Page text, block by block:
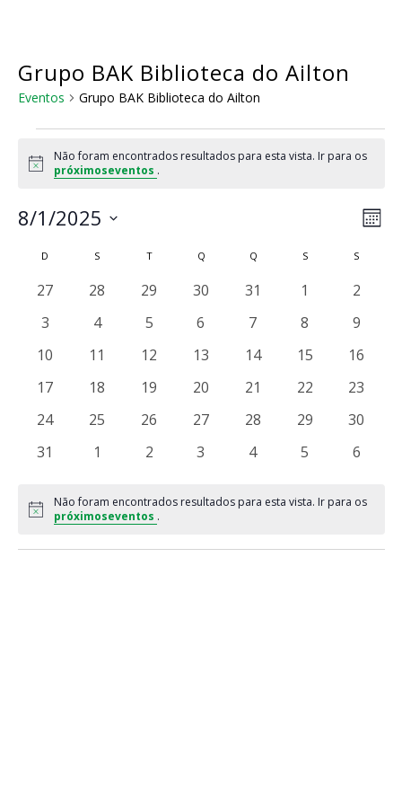
content
Grupo BAK Biblioteca do Ailton
Eventos Grupo BAK Biblioteca do Ailton
Eventos
Notice
Não foram encontrados resultados para esta vista. Ir para os
próximoseventos .
dedo
Mês
8/1/2025
Calendárior
de
Eventos
D DOMINGOS SEGUNDA-FEIRA
TTERÇA-FEIRA
Q QUARTA-FEIRA
Q QUINTA-FEIRA
SSEXTA-FEIRA
S
0
27
0
28
0
29
0
30
0
31
01
0
2
0
3
0
4
0
5
0
6
0
7
0
8
0
9
010
011
012
013
014
015
016
017
018
019
0
20
0
21
0
22
0
23
0
24
0
25
0
26
0
27
0
28
0
29
0
30
0
31
01
0
2
0
3
0
4
0
5
0
6
Notice
Não foram encontrados resultados para esta vista. Ir para os
próximoseventos .